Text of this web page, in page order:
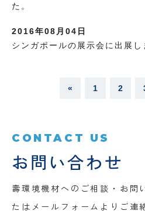
た。
2016年08月04日
シンガポールの展示会に出展し
« 1 2
CONTACT US
お問い合わせ
壽環境機材へのご相談・お問
たはメールフォームよりご連